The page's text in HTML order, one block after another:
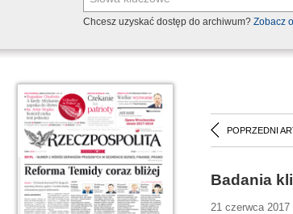
Chcesz uzyskać dostęp do archiwum? Zobacz
POPRZEDNI
Badania
21 czerwca